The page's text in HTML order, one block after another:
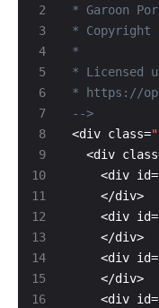
3
4
5
6
7
8
9
10
11
13
14
15
16
-->
<div class=
<div
    <div id=
    <div id=
    <div id=
    <div id=